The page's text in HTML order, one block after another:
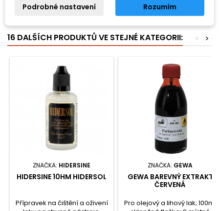
- 500ml
16 DALŠÍCH PRODUKTŮ VE STEJNÉ KATEGORII: >
<
ZNAČKA: HIDERSINE
HIDERSINE 10HM HIDERSOL
Přípravek na čištění a oživení
ZNAČKA: GEWA
GEWA BAREVNÝ EXTRAKT
ČERVENÁ
Pro olejový a lihový lak; 100ml
Podrobné nastavení Rozumím